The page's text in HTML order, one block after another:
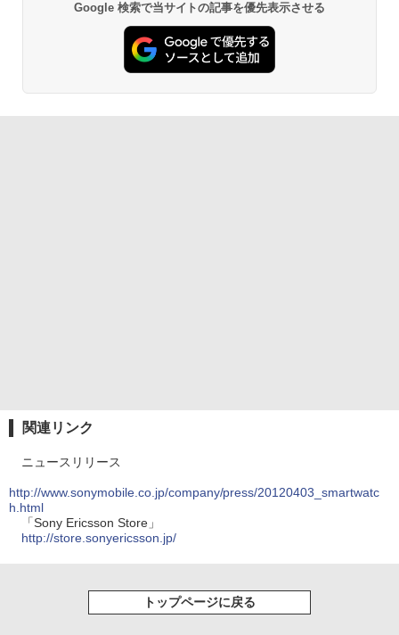
Google 検索で当サイトの記事を優先表示させる
関連リンク
ニュースリリース
http://www.sonymobile.co.jp/company/press/20120403_smartwatc
h.html
「Sony Ericsson Store」
http://store.sonyericsson.jp/
トップページに戻る